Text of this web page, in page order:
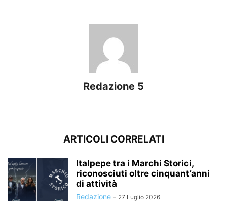
Redazione 5
ARTICOLI CORRELATI
Italpepe tra i Marchi Storici,
riconosciuti oltre cinquant’anni
di attività
Redazione - 27 Luglio 2026